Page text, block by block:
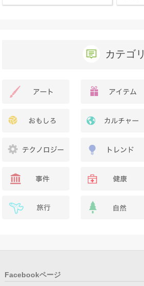
か？
カテゴリ
Facebookページ